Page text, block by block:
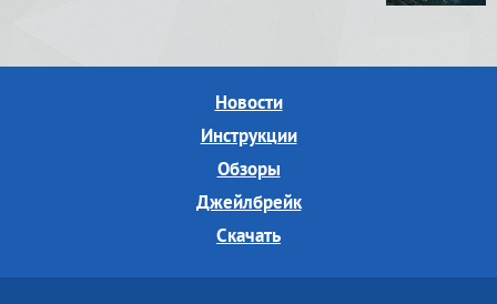
Новости
Инструкции
Обзоры
Джейлбрейк
Скачать